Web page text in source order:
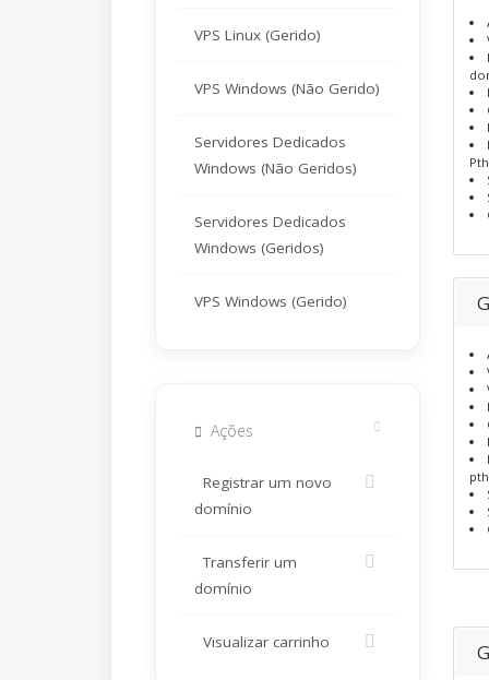
VPS Linux (Gerido)
VPS Windows (Não Gerido)
Servidores Dedicados
Windows (Não Geridos)
Servidores Dedicados
Windows (Geridos)
VPS Windows (Gerido)
Ações
Registrar um novo
domínio
Transferir um
domínio
Visualizar carrinho